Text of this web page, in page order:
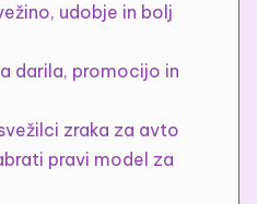
udobje in bolj
darila, promocijo in
zraka za avto
pravi model za